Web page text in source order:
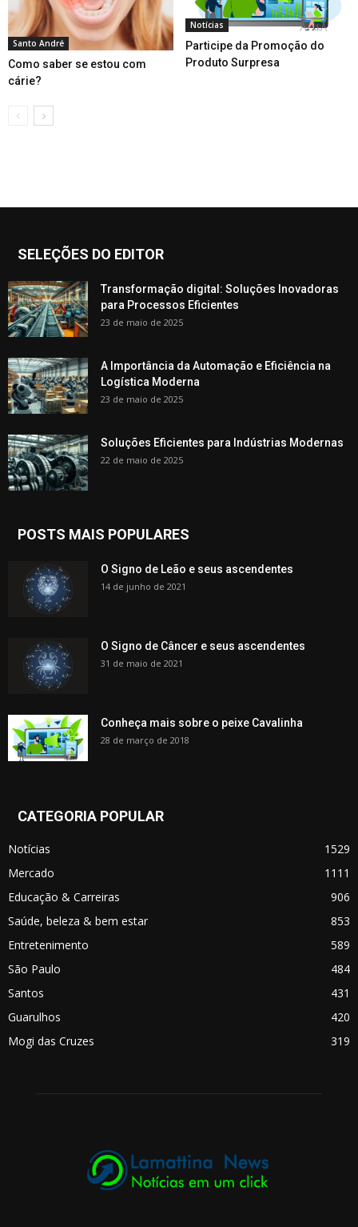
Santo André
Como saber se estou com
cárie?
Notícias
Participe da Promoção do
Produto Surpresa
SELEÇÕES DO EDITOR
Transformação digital: Soluções Inovadoras
para Processos Eficientes
23 de maio de 2025
A Importância da Automação e Eficiência na
Logística Moderna
23 de maio de 2025
Soluções Eficientes para Indústrias Modernas
22 de maio de 2025
POSTS MAIS POPULARES
O Signo de Leão e seus ascendentes
14 de junho de 2021
O Signo de Câncer e seus ascendentes
31 de maio de 2021
Conheça mais sobre o peixe Cavalinha
28 de março de 2018
CATEGORIA POPULAR
Notícias
1529
Mercado
1111
Educação & Carreiras
906
Saúde, beleza & bem estar
853
Entretenimento
589
São Paulo
484
Santos
431
Guarulhos
420
Mogi das Cruzes
319